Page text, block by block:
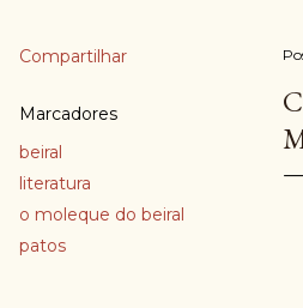
Compartilhar
Marcadores
beiral
literatura
o moleque do beiral
patos